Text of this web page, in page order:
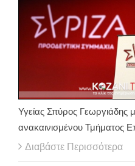
Υγείας Σπύρος Γεωργιάδης
ανακαινισμένου Τμήματος
Διαβάστε Περισσότερα